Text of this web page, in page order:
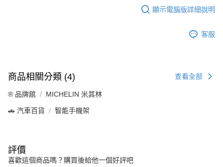
顯示電腦版詳細說明
客服
商品相關分類 (4) 查看全部
®️ 品牌館 MICHELIN 米其林
🚗 汽車百貨 智能手機架
評價
喜歡這個商品嗎？購買後給他一個好評吧